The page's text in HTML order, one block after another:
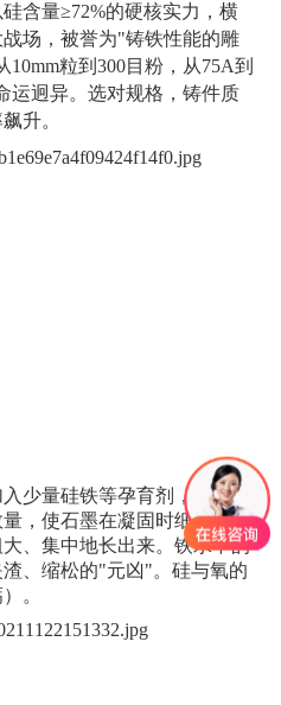
含量≥72%的硬核实力，横
场，被誉为"铸铁性能的雕
粒到300目粉，从75A到
运迥异。选对规格，铸件质
升。
少量硅铁等孕育剂，人为增
，使石墨在凝固时细小、均
、集中地长出来。铁水中的
、缩松的"元凶"。硅与氧的
。